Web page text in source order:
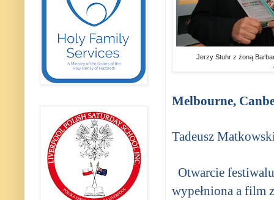
Jerzy Stuhr z żoną
Melbourne,
Tadeusz
Otwarcie
wypełniona a film